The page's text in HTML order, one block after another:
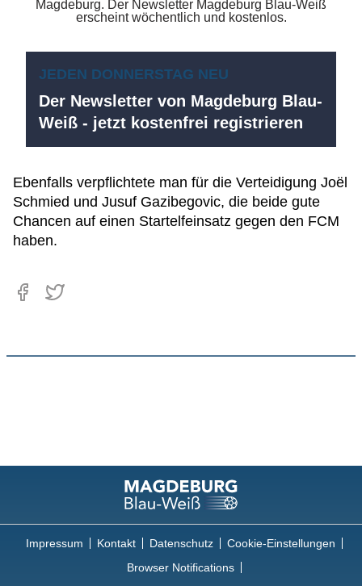
JEDEN DONNERSTAG NEU
Der Newsletter von Magdeburg Blau-
Weiß - jetzt kostenfrei registrieren
Ebenfalls verpflichtete man für die Verteidigung Joël
Schmied und Jusuf Gazibegovic, die beide gute
Chancen auf einen Startelfeinsatz gegen den FCM
haben.
Impressum Kontakt Datenschutz
Cookie-Einstellungen
Browser Notifications